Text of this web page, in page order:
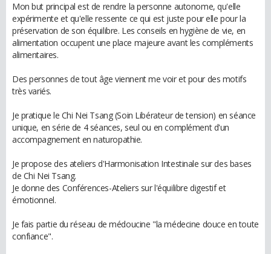
Mon but principal est de rendre la personne autonome, qu'elle
expérimente et qu'elle ressente ce qui est juste pour elle pour la
préservation de son équilibre. Les conseils en hygiène de vie, en
alimentation occupent une place majeure avant les compléments
alimentaires.
Des personnes de tout âge viennent me voir et pour des motifs
très variés.
Je pratique le Chi Nei Tsang (Soin Libérateur de tension) en séance
unique, en série de 4 séances, seul ou en complément d'un
accompagnement en naturopathie.
Je propose des ateliers d'Harmonisation Intestinale sur des bases
de Chi Nei Tsang.
Je donne des Conférences-Ateliers sur l'équilibre digestif et
émotionnel.
Je fais partie du réseau de médoucine "la médecine douce en toute
confiance".